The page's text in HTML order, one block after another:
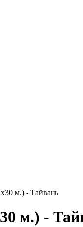
м.) - Тайвань
м.) -